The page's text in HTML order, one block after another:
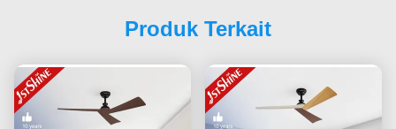
Produk Terkait